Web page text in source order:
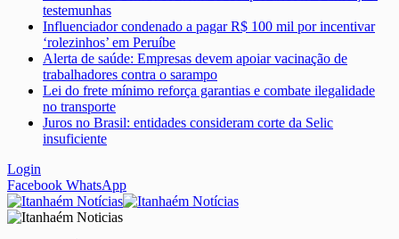
testemunhas
Influenciador condenado a pagar R$ 100 mil por incentivar
‘rolezinhos’ em Peruíbe
Alerta de saúde: Empresas devem apoiar vacinação de
trabalhadores contra o sarampo
Lei do frete mínimo reforça garantias e combate ilegalidade
no transporte
Juros no Brasil: entidades consideram corte da Selic
insuficiente
Login
Facebook WhatsApp